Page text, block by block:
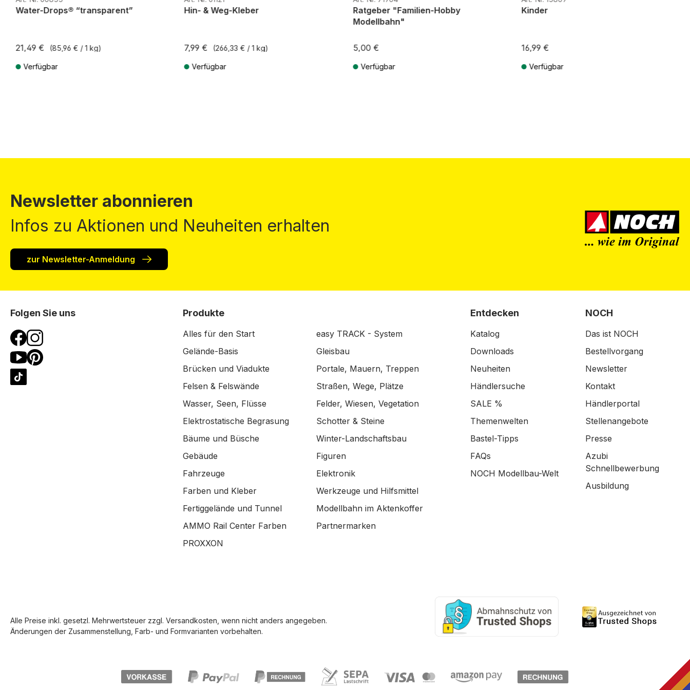
Water-Drops® “transparent”
21,49 € (85,96 € / 1 kg)
Verfügbar
Hin- & Weg-Kleber
7,99 € (266,33 € / 1 kg)
Verfügbar
Ratgeber "Familien-Hobby
Modellbahn"
5,00 €
Verfügbar
Kinder
16,99 €
Verfügbar
Newsletter abonnieren
Infos zu Aktionen und Neuheiten erhalten
zur Newsletter-Anmeldung
Folgen Sie uns Produkte
Alles für den Start
easy TRACK - System
Gelände-Basis
Gleisbau
Brücken und Viadukte
Portale, Mauern, Treppen
Felsen & Felswände
Straßen, Wege, Plätze
Wasser, Seen, Flüsse
Felder, Wiesen, Vegetation
Elektrostatische Begrasung
Schotter & Steine
Bäume und Büsche
Winter-Landschaftsbau
Gebäude
Figuren
Fahrzeuge
Elektronik
Farben und Kleber
Werkzeuge und Hilfsmittel
Fertiggelände und Tunnel
Modellbahn im Aktenkoffer
AMMO Rail Center Farben
Partnermarken
PROXXON
Entdecken
Katalog
Downloads
Neuheiten
Händlersuche
SALE %
Themenwelten
Bastel-Tipps
FAQs
NOCH Modellbau-Welt
NOCH
Das ist NOCH
Bestellvorgang
Newsletter
Kontakt
Händlerportal
Stellenangebote
Presse
Azubi
Schnellbewerbung
Ausbildung
Alle Preise inkl. gesetzl. Mehrwertsteuer zzgl. Versandkosten , wenn nicht anders angegeben.
Änderungen der Zusammenstellung, Farb- und Formvarianten vorbehalten.